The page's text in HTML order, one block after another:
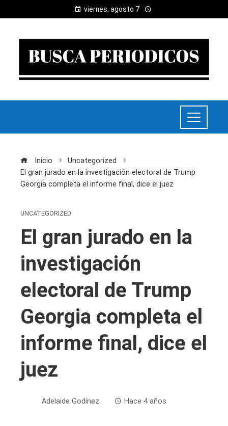
viernes, agosto 7
Inicio
Uncategorized
El gran jurado en la investigación electoral de Trump
Georgia completa el informe final, dice el juez
UNCATEGORIZED
El gran jurado en la
investigación
electoral de Trump
Georgia completa el
informe final, dice el
juez
Adelaide Godínez Hace 4 años